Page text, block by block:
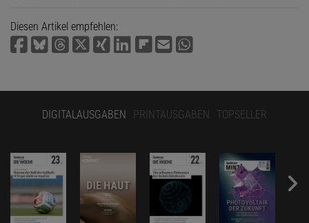
Diesen Artikel empfehlen:
DIGITALAUSGABEN PRINTAUSGABEN TOPSELLER